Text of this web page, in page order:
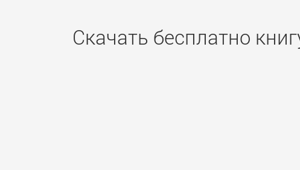
Скачать бесплатно